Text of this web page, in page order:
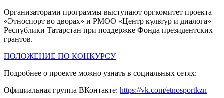
Организаторами программы выступают оргкомитет проекта
«Этноспорт во дворах» и РМОО «Центр культур и диалога»
Республики Татарстан при поддержке Фонда президентских
грантов.
ПОЛОЖЕНИЕ ПО КОНКУРСУ
Подробнее о проекте можно узнать в социальных сетях:
Официальная группа ВКонтакте: https://vk.com/etnosportkzn